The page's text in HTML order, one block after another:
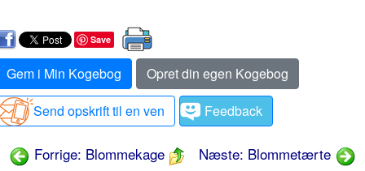
Save
Gem i Min Kogebog
Opret din egen Kogebog
Send opskrift til en ven
Feedback
Forrige: Blommekage
Næste: Blommetærte